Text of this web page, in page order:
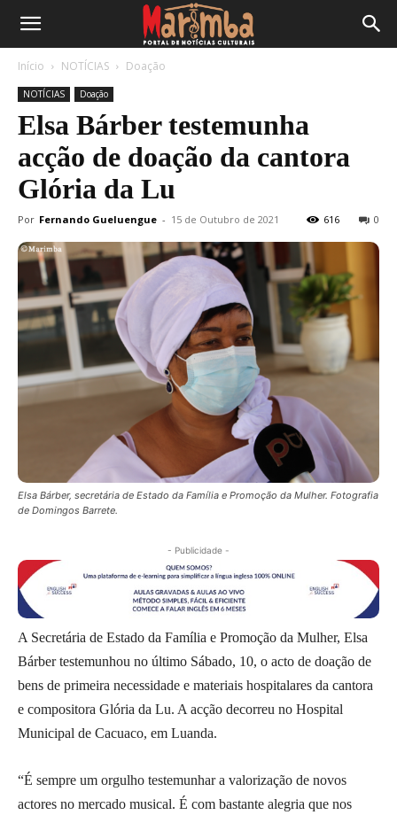
Início NOTÍCIAS Doação
NOTÍCIAS Doação
Elsa Bárber testemunha
acção de doação da cantora
Glória da Lu
Por Fernando Gueluengue - 15 de Outubro de 2021 0
616
Elsa Bárber, secretária de Estado da Família e Promoção da Mulher. Fotografia
de Domingos Barrete.
- Publicidade -
A Secretária de Estado da Família e Promoção da Mulher, Elsa
Bárber testemunhou no último Sábado, 10, o acto de doação de
bens de primeira necessidade e materiais hospitalares da cantora
e compositora Glória da Lu. A acção decorreu no Hospital
Municipal de Cacuaco, em Luanda.
“É sempre um orgulho testemunhar a valorização de novos
actores no mercado musical. É com bastante alegria que nos